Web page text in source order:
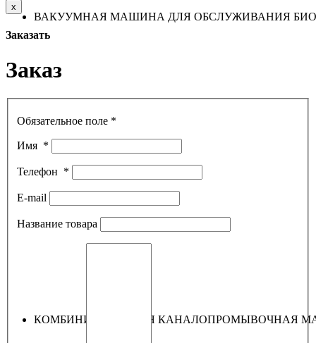
ВАКУУМНАЯ МАШИНА ДЛЯ ОБСЛУЖИВАНИЯ
КОМБИНИРОВАННАЯ КАНАЛОПРОМЫВОЧНАЯ
x
Заказать
Заказ
Обязательное поле *
*
*
E-mail
Название товара